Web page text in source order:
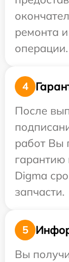
ремонта
операции.
4
После
работ Вы
гарантию
Digma
запчасти.
5
Вы